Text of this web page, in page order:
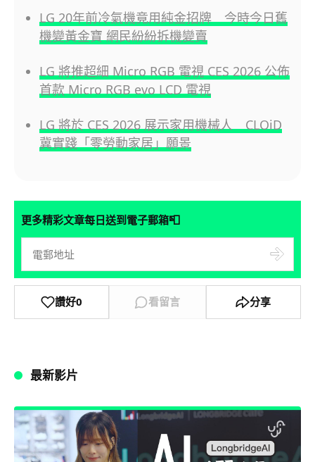
LG 20年前冷氣機竟用純金招牌 今時今日舊
機變黃金寶 網民紛紛拆機變賣
LG 將推超細 Micro RGB 電視 CES 2026 公佈
首款 Micro RGB evo LCD 電視
LG 將於 CES 2026 展示家用機械人 CLOiD
冀實踐「零勞動家居」願景
更多精彩文章每日送到電子郵箱📮
讚好0 看留言 分享
最新影片